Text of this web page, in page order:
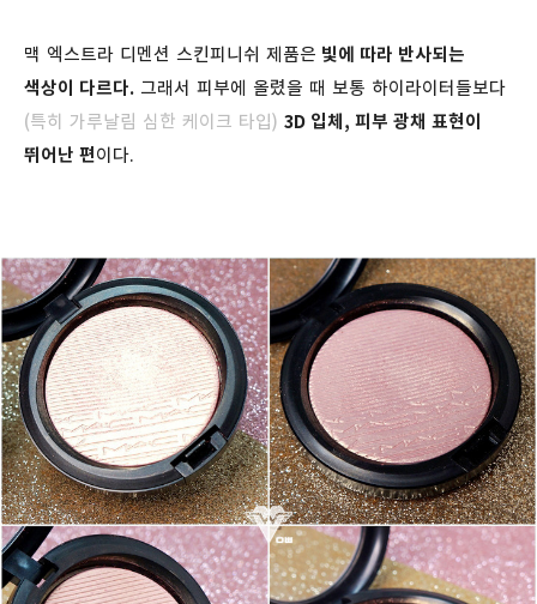
맥 엑스트라 디멘션 스킨피니쉬 제품은 빛에 따라 반사되는
색상이 다르다. 그래서 피부에 올렸을 때 보통 하이라이터들보다
(특히 가루날림 심한 케이크 타입) 3D 입체, 피부 광채 표현이
뛰어난 편이다.